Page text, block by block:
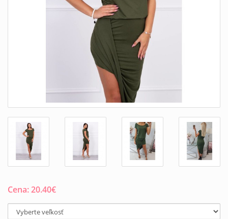
Cena:20.40€